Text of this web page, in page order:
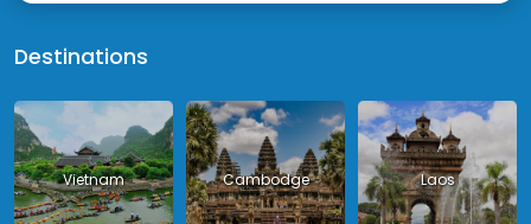
Destinations
Vietnam Cambodge Laos